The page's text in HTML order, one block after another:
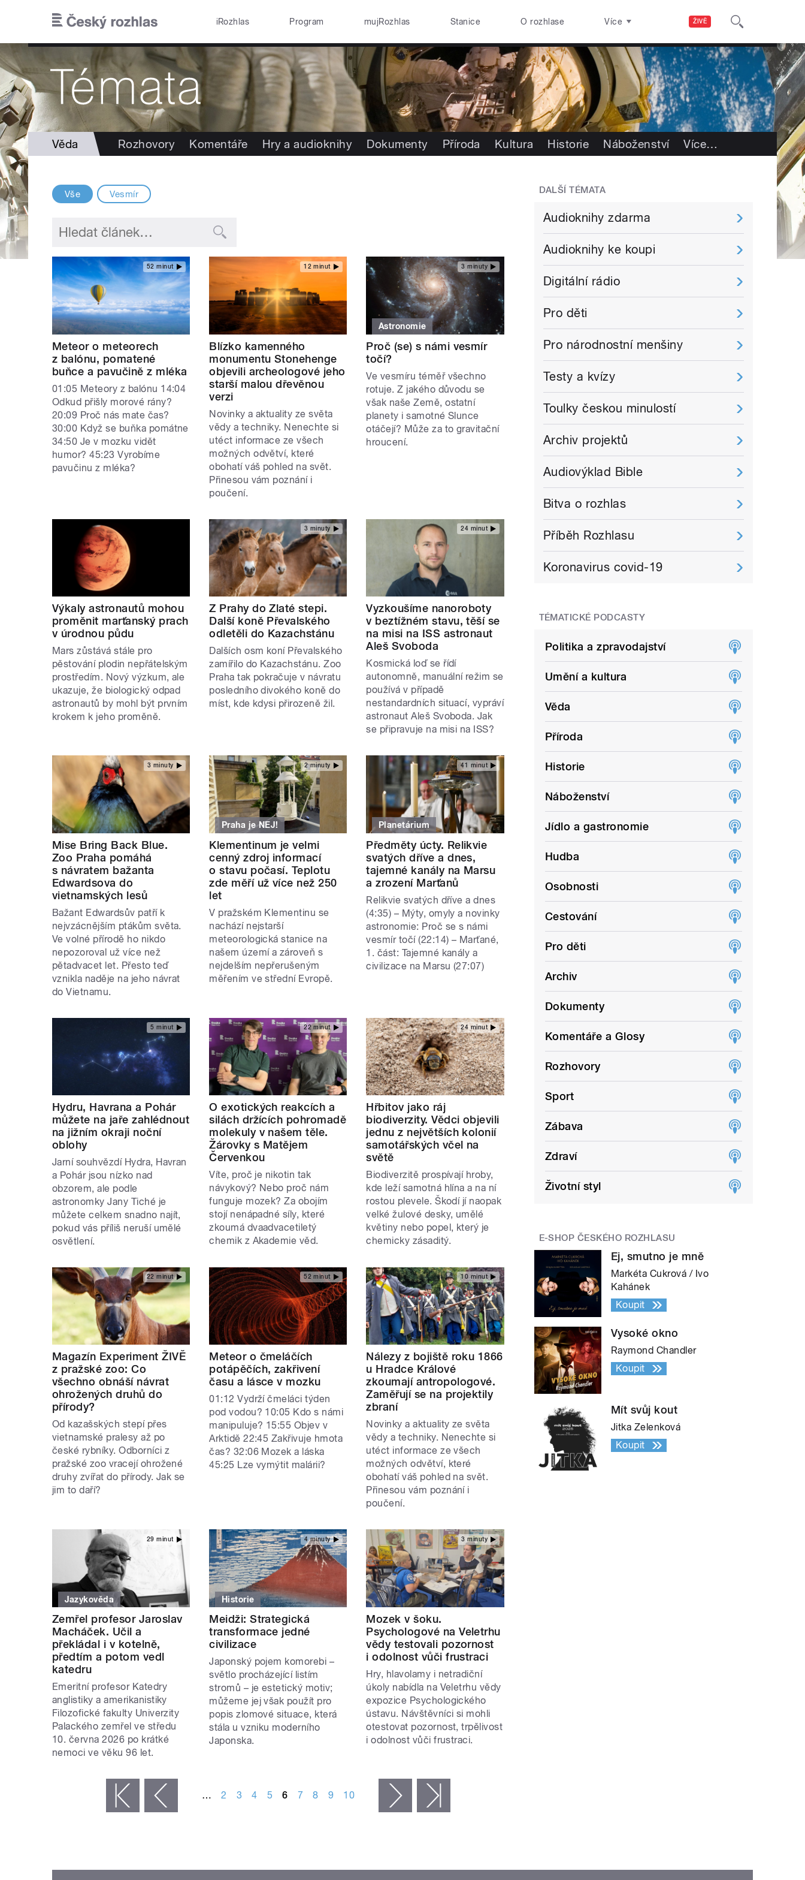
ŽIVĚ
iRozhlas Program mujRozhlas Stanice O rozhlase Více
Věda Rozhovory Komentáře Hry a audioknihy Dokumenty Příroda Kultura Historie Náboženství Více…
Vše Vesmír
52 minut
Meteor o meteorech
z balónu, pomatené
buňce a pavučině z mléka
01:05 Meteory z balónu 14:04
Odkud přišly morové rány?
20:09 Proč nás mate čas?
30:00 Když se buňka pomátne
34:50 Je v mozku vidět
humor? 45:23 Vyrobíme
pavučinu z mléka?
12 minut
Blízko kamenného
monumentu Stonehenge
objevili archeologové jeho
starší malou dřevěnou
verzi
Novinky a aktuality ze světa
vědy a techniky. Nenechte si
utéct informace ze všech
možných odvětví, které
obohatí váš pohled na svět.
Přinesou vám poznání i
poučení.
3 minuty
Astronomie
Proč (se) s námi vesmír
točí?
Ve vesmíru téměř všechno
rotuje. Z jakého důvodu se
však naše Země, ostatní
planety i samotné Slunce
otáčejí? Může za to gravitační
hroucení.
Výkaly astronautů mohou
proměnit marťanský prach
v úrodnou půdu
Mars zůstává stále pro
pěstování plodin nepřátelským
prostředím. Nový výzkum, ale
ukazuje, že biologický odpad
astronautů by mohl být prvním
krokem k jeho proměně.
3 minuty
Z Prahy do Zlaté stepi.
Další koně Převalského
odletěli do Kazachstánu
Dalších osm koní Převalského
zamířilo do Kazachstánu. Zoo
Praha tak pokračuje v návratu
posledního divokého koně do
míst, kde kdysi přirozeně žil.
24 minut
Vyzkoušíme nanoroboty
v beztížném stavu, těší se
na misi na ISS astronaut
Aleš Svoboda
Kosmická loď se řídí
autonomně, manuální režim se
používá v případě
nestandardních situací, vypráví
astronaut Aleš Svoboda. Jak
se připravuje na misi na ISS?
3 minuty
Mise Bring Back Blue.
Zoo Praha pomáhá
s návratem bažanta
Edwardsova do
vietnamských lesů
Bažant Edwardsův patří k
nejvzácnějším ptákům světa.
Ve volné přírodě ho nikdo
nepozoroval už více než
pětadvacet let. Přesto teď
vznikla naděje na jeho návrat
do Vietnamu.
2 minuty
Praha je NEJ!
Klementinum je velmi
cenný zdroj informací
o stavu počasí. Teplotu
zde měří už více než 250
let
V pražském Klementinu se
nachází nejstarší
meteorologická stanice na
našem území a zároveň s
nejdelším nepřerušeným
měřením ve střední Evropě.
41 minut
Planetárium
Předměty úcty. Relikvie
svatých dříve a dnes,
tajemné kanály na Marsu
a zrození Marťanů
Relikvie svatých dříve a dnes
(4:35) – Mýty, omyly a novinky
astronomie: Proč se s námi
vesmír točí (22:14) – Marťané,
1. část: Tajemné kanály a
civilizace na Marsu (27:07)
5 minut
Hydru, Havrana a Pohár
můžete na jaře zahlédnout
na jižním okraji noční
oblohy
Jarní souhvězdí Hydra, Havran
a Pohár jsou nízko nad
obzorem, ale podle
astronomky Jany Tiché je
můžete celkem snadno najít,
pokud vás příliš neruší umělé
osvětlení.
22 minut
O exotických reakcích a
silách držících pohromadě
molekuly v našem těle.
Žárovky s Matějem
Červenkou
Víte, proč je nikotin tak
návykový? Nebo proč nám
funguje mozek? Za obojím
stojí nenápadné síly, které
zkoumá dvaadvacetiletý
chemik z Akademie věd.
24 minut
Hřbitov jako ráj
biodiverzity. Vědci objevili
jednu z největších kolonií
samotářských včel na
světě
Biodiverzitě prospívají hroby,
kde leží samotná hlína a na ní
rostou plevele. Škodí jí naopak
velké žulové desky, umělé
květiny nebo popel, který je
chemicky zásaditý.
22 minut
Magazín Experiment ŽIVĚ
z pražské zoo: Co
všechno obnáší návrat
ohrožených druhů do
přírody?
Od kazašských stepí přes
vietnamské pralesy až po
české rybníky. Odborníci z
pražské zoo vracejí ohrožené
druhy zvířat do přírody. Jak se
jim to daří?
52 minut
Meteor o čmeláčích
potápěčích, zakřivení
času a lásce v mozku
01:12 Vydrží čmeláci týden
pod vodou? 10:05 Kdo s námi
manipuluje? 15:55 Objev v
Arktidě 22:45 Zakřivuje hmota
čas? 32:06 Mozek a láska
45:25 Lze vymýtit malárii?
10 minut
Nálezy z bojiště roku 1866
u Hradce Králové
zkoumají antropologové.
Zaměřují se na projektily
zbraní
Novinky a aktuality ze světa
vědy a techniky. Nenechte si
utéct informace ze všech
možných odvětví, které
obohatí váš pohled na svět.
Přinesou vám poznání i
poučení.
29 minut
Jazykověda
Zemřel profesor Jaroslav
Macháček. Učil a
překládal i v kotelně,
předtím a potom vedl
katedru
Emeritní profesor Katedry
anglistiky a amerikanistiky
Filozofické fakulty Univerzity
Palackého zemřel ve středu
10. června 2026 po krátké
nemoci ve věku 96 let.
4 minuty
Historie
Meidži: Strategická
transformace jedné
civilizace
Japonský pojem komorebi –
světlo procházející listím
stromů – je estetický motiv;
můžeme jej však použít pro
popis zlomové situace, která
stála u vzniku moderního
Japonska.
3 minuty
Mozek v šoku.
Psychologové na Veletrhu
vědy testovali pozornost
i odolnost vůči frustraci
Hry, hlavolamy i netradiční
úkoly nabídla na Veletrhu vědy
expozice Psychologického
ústavu. Návštěvníci si mohli
otestovat pozornost, trpělivost
i odolnost vůči frustraci.
‹ předchozí … 2 3 4 5 6 7 8 9 10 následující ›
DALŠÍ TÉMATA
Audioknihy zdarma
Audioknihy ke koupi
Digitální rádio
Pro děti
Pro národnostní menšiny
Testy a kvízy
Toulky českou minulostí
Archiv projektů
Audiovýklad Bible
Bitva o rozhlas
Příběh Rozhlasu
Koronavirus covid-19
TÉMATICKÉ PODCASTY
Politika a zpravodajství
Umění a kultura
Věda
Příroda
Historie
Náboženství
Jídlo a gastronomie
Hudba
Osobnosti
Cestování
Pro děti
Archiv
Dokumenty
Komentáře a Glosy
Rozhovory
Sport
Zábava
Zdraví
Životní styl
E-SHOP ČESKÉHO ROZHLASU
Ej, smutno je mně
Markéta Cukrová / Ivo
Kahánek
Koupit
Vysoké okno
Raymond Chandler
Koupit
Mít svůj kout
Jitka Zelenková
Koupit